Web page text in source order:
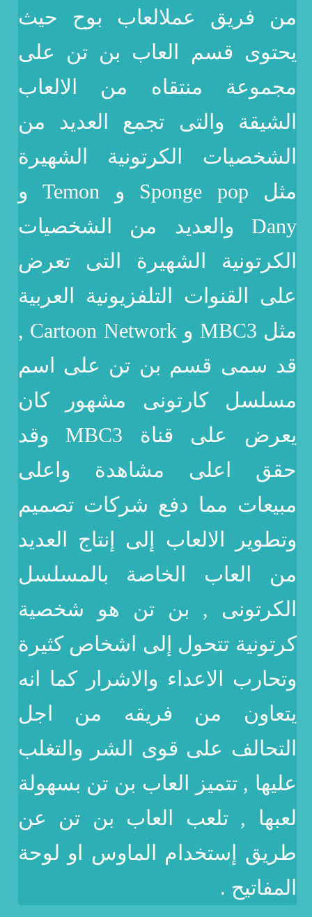
من فريق عملالعاب بوح حيث
يحتوى قسم العاب بن تن على
مجموعة منتقاه من الالعاب
الشيقة والتى تجمع العديد من
الشخصيات الكرتونية الشهيرة
مثل Sponge pop و Temon و
Dany والعديد من الشخصيات
الكرتونية الشهيرة التى تعرض
على القنوات التلفزيونية العربية
مثل MBC3 و Cartoon Network ,
قد سمى قسم بن تن على اسم
مسلسل كارتونى مشهور كان
يعرض على قناة MBC3 وقد
حقق اعلى مشاهدة واعلى
مبيعات مما دفع شركات تصميم
وتطوير الالعاب إلى إنتاج العديد
من العاب الخاصة بالمسلسل
الكرتونى , بن تن هو شخصية
كرتونية تتحول إلى اشخاص كثيرة
وتحارب الاعداء والاشرار كما انه
يتعاون من فريقه من اجل
التحالف على قوى الشر والتغلب
عليها , تتميز العاب بن تن بسهولة
لعبها , تلعب العاب بن تن عن
طريق إستخدام الماوس او لوحة
المفاتيح .